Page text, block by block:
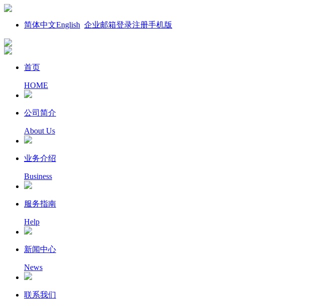
简体中文English 企业邮箱登录注册手机版
首页
HOME
公司简介
About Us
业务介绍
Business
服务指南
Help
新闻中心
News
联系我们